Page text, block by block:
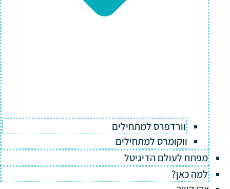
וורדפרס למתחילים
ווקומרס למתחילים
מפתח לעולם הדיגיטל
למה כאן?